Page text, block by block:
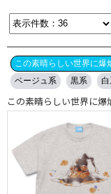
この素晴らしい世界に爆
ベージュ系
黒系
この素晴らしい世界に爆